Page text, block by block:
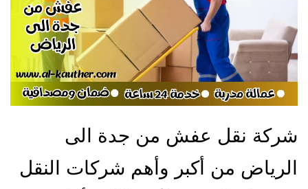
شركة نقل عفش من جدة الى
الرياض من أكبر وأهم شركات النقل